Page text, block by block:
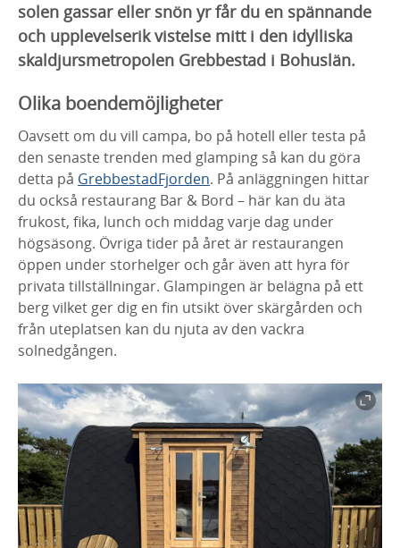
solen gassar eller snön yr får du en spännande
och upplevelserik vistelse mitt i den idylliska
skaldjursmetropolen Grebbestad i Bohuslän.
Olika boendemöjligheter
Oavsett om du vill campa, bo på hotell eller testa på
den senaste trenden med glamping så kan du göra
detta på GrebbestadFjorden. På anläggningen hittar
du också restaurang Bar & Bord – här kan du äta
frukost, fika, lunch och middag varje dag under
högsäsong. Övriga tider på året är restaurangen
öppen under storhelger och går även att hyra för
privata tillställningar. Glampingen är belägna på ett
berg vilket ger dig en fin utsikt över skärgården och
från uteplatsen kan du njuta av den vackra
solnedgången.